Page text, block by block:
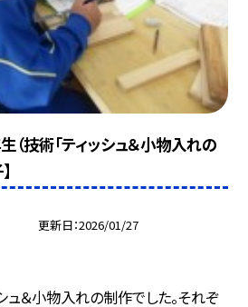
（技術「ティッシュ＆小物入れの
更新日 2026/01/27
ュ＆小物入れの制作でした。それぞ